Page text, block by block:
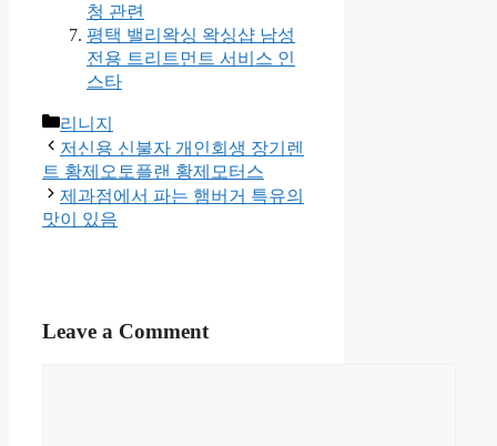
청 관련
평택 밸리왁싱 왁싱샵 남성
전용 트리트먼트 서비스 인
스타
Categories
리니지
저신용 신불자 개인회생 장기렌
트 황제오토플랜 황제모터스
제과점에서 파는 햄버거 특유의
맛이 있음
Leave a Comment